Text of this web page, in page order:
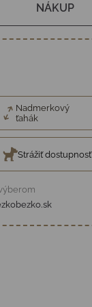
NÁKUP
Nadmerkový
ťahák
Strážiť dostupnosť